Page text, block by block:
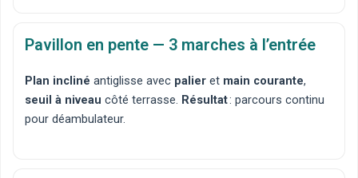
Pavillon en pente — 3 marches à l’entrée
Plan incliné antiglisse avec palier et main courante,
seuil à niveau côté terrasse. Résultat: parcours continu
pour déambulateur.